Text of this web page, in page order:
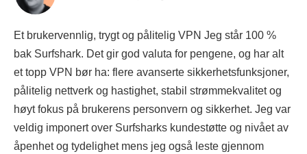
Et brukervennlig, trygt og pålitelig VPN Jeg står 100 %
bak Surfshark. Det gir god valuta for pengene, og har alt
et topp VPN bør ha: flere avanserte sikkerhetsfunksjoner,
pålitelig nettverk og hastighet, stabil strømmekvalitet og
høyt fokus på brukerens personvern og sikkerhet. Jeg var
veldig imponert over Surfsharks kundestøtte og nivået av
åpenhet og tydelighet mens jeg også leste gjennom